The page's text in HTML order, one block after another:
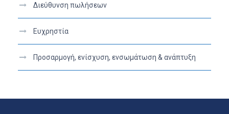
Διεύθυνση πωλήσεων
Ευχρηστία
Προσαρμογή, ενίσχυση, ενσωμάτωση & ανάπτυξη